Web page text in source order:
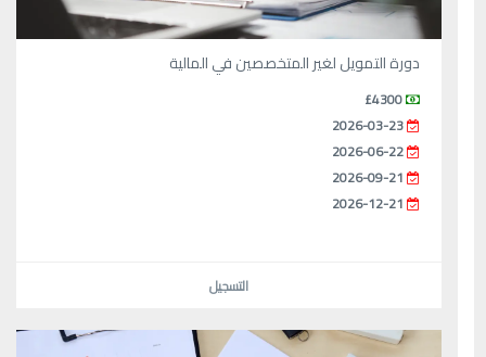
دورة التمويل لغير المتخصصين في المالية
£4300
2026-03-23
2026-06-22
2026-09-21
2026-12-21
التسجيل